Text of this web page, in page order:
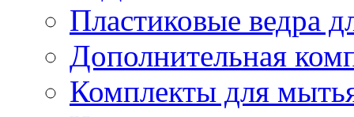
Пластиковые ведра
Дополнительная
Комплекты для